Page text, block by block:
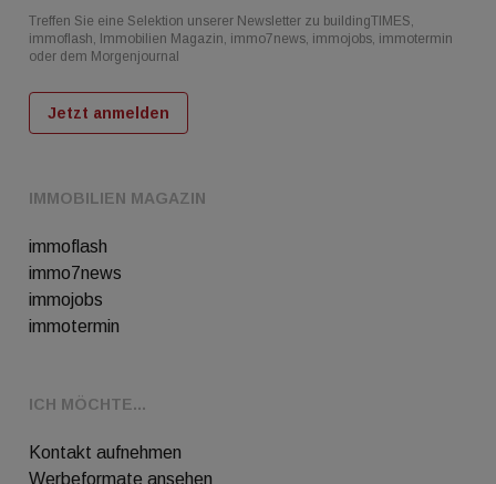
IMMOBILIEN MAGAZIN
immoflash
immo7news
immojobs
immotermin
ICH MÖCHTE...
Kontakt aufnehmen
Werbeformate ansehen
Treffen Sie eine Selektion unserer Newsletter zu buildingTIMES,
immoflash, Immobilien Magazin, immo7news, immojobs, immotermin
oder dem Morgenjournal
Jetzt anmelden